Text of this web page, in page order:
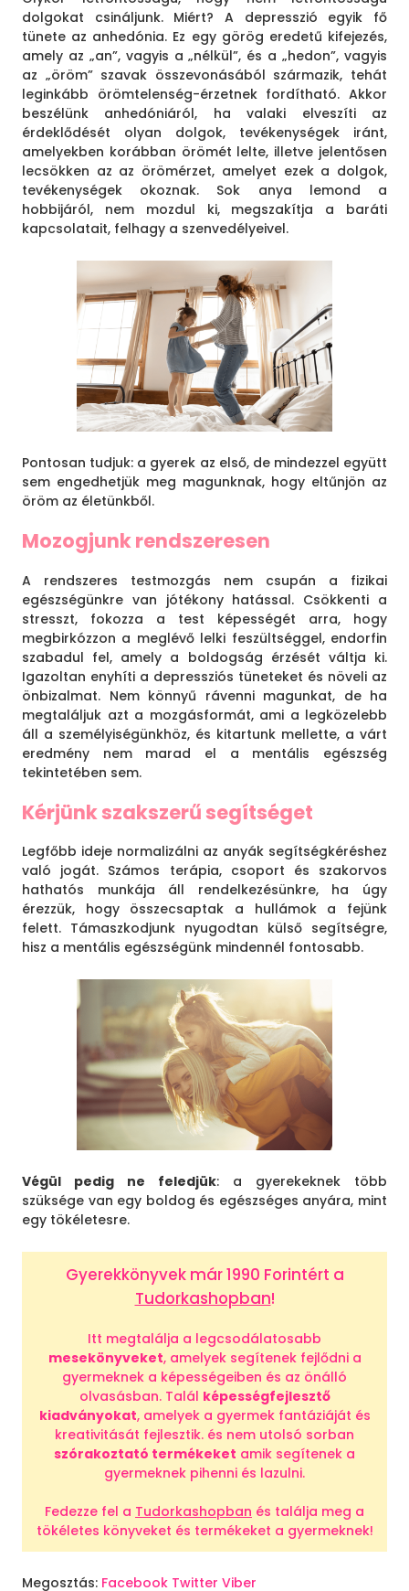
dolgokat csináljunk. Miért? A depresszió egyik fő
tünete az anhedónia. Ez egy görög eredetű kifejezés,
amely az „an”, vagyis a „nélkül”, és a „hedon”, vagyis
az „öröm” szavak összevonásából származik, tehát
leginkább örömtelenség-érzetnek fordítható. Akkor
beszélünk anhedóniáról, ha valaki elveszíti az
érdeklődését olyan dolgok, tevékenységek iránt,
amelyekben korábban örömét lelte, illetve jelentősen
lecsökken az az örömérzet, amelyet ezek a dolgok,
tevékenységek okoznak. Sok anya lemond a
hobbijáról, nem mozdul ki, megszakítja a baráti
kapcsolatait, felhagy a szenvedélyeivel.
Pontosan tudjuk: a gyerek az első, de mindezzel együtt
sem engedhetjük meg magunknak, hogy eltűnjön az
öröm az életünkből.
Mozogjunk rendszeresen
A rendszeres testmozgás nem csupán a fizikai
egészségünkre van jótékony hatással. Csökkenti a
stresszt, fokozza a test képességét arra, hogy
megbirkózzon a meglévő lelki feszültséggel, endorfin
szabadul fel, amely a boldogság érzését váltja ki.
Igazoltan enyhíti a depressziós tüneteket és növeli az
önbizalmat. Nem könnyű rávenni magunkat, de ha
megtaláljuk azt a mozgásformát, ami a legközelebb
áll a személyiségünkhöz, és kitartunk mellette, a várt
eredmény nem marad el a mentális egészség
tekintetében sem.
Kérjünk szakszerű segítséget
Legfőbb ideje normalizálni az anyák segítségkéréshez
való jogát. Számos terápia, csoport és szakorvos
hathatós munkája áll rendelkezésünkre, ha úgy
érezzük, hogy összecsaptak a hullámok a fejünk
felett. Támaszkodjunk nyugodtan külső segítségre,
hisz a mentális egészségünk mindennél fontosabb.
Végül pedig ne feledjük: a gyerekeknek több
szüksége van egy boldog és egészséges anyára, mint
egy tökéletesre.
Gyerekkönyvek már 1990 Forintért a
Tudorkashopban!
Itt megtalálja a legcsodálatosabb
mesekönyveket, amelyek segítenek fejlődni a
gyermeknek a képességeiben és az önálló
olvasásban. Talál képességfejlesztő
kiadványokat, amelyek a gyermek fantáziáját és
kreativitását fejlesztik. és nem utolsó sorban
szórakoztató termékeket amik segítenek a
gyermeknek pihenni és lazulni.
Fedezze fel a Tudorkashopban és találja meg a
tökéletes könyveket és termékeket a gyermeknek!
Megosztás: Facebook Twitter Viber